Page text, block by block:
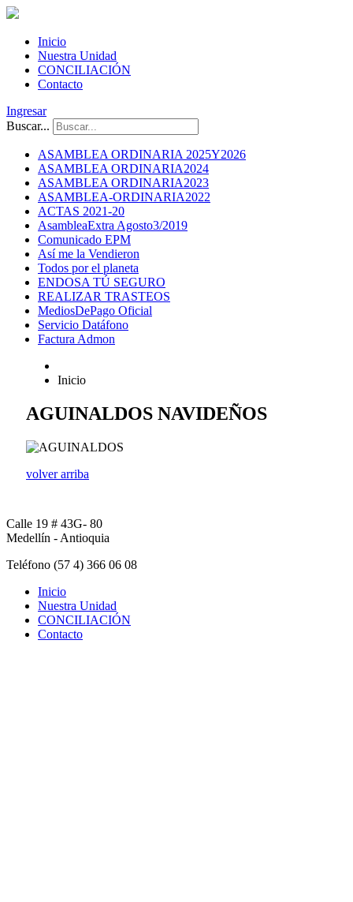
Inicio
Nuestra Unidad
CONCILIACIÓN
Contacto
Ingresar
Buscar...
ASAMBLEA ORDINARIA 2025Y2026
ASAMBLEA ORDINARIA2024
ASAMBLEA ORDINARIA2023
ASAMBLEA-ORDINARIA2022
ACTAS 2021-20
AsambleaExtra Agosto3/2019
Comunicado EPM
Así me la Vendieron
Todos por el planeta
ENDOSA TÚ SEGURO
REALIZAR TRASTEOS
MediosDePago Oficial
Servicio Datáfono
Factura Admon
Inicio
AGUINALDOS NAVIDEÑOS
volver arriba
Calle 19 # 43G- 80
Medellín - Antioquia
Teléfono (57 4) 366 06 08
Inicio
Nuestra Unidad
CONCILIACIÓN
Contacto